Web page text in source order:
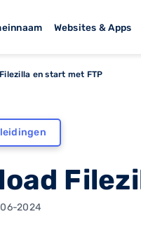
Websites & Apps
en start met FTP
2024